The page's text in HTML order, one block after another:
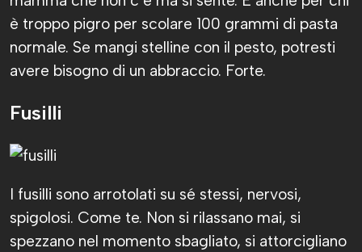
è troppo pigro per scolare 100 grammi di pasta
normale. Se mangi stelline con il pesto, potresti
avere bisogno di un abbraccio. Forte.
Fusilli
I fusilli sono arrotolati su sé stessi, nervosi,
spigolosi. Come te. Non si rilassano mai, si
spezzano nel momento sbagliato, si attorcigliano